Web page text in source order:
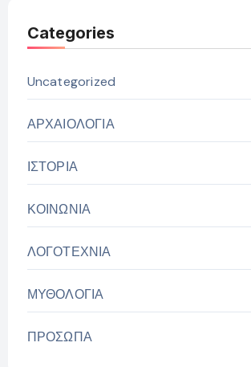
Categories
Uncategorized
ΑΡΧΑΙΟΛΟΓΙΑ
ΙΣΤΟΡΙΑ
ΚΟΙΝΩΝΙΑ
ΛΟΓΟΤΕΧΝΙΑ
ΜΥΘΟΛΟΓΙΑ
ΠΡΟΣΩΠΑ